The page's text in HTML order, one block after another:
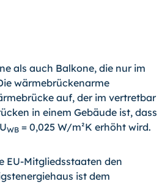
als auch Balkone, die nur im
wärmebrückenarme
auf, der im vertretbar
in einem Gebäude ist, dass
WB = 0,025 W/m²K erhöht wird.
EU-Mitgliedsstaaten den
ist dem